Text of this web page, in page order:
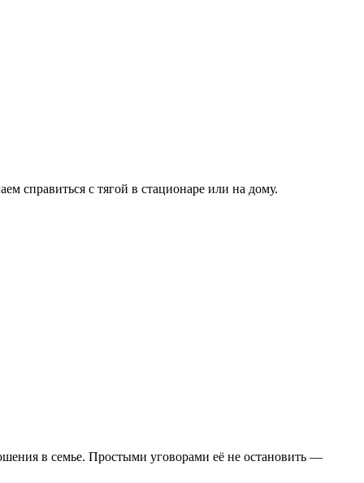
справиться с тягой в стационаре или на дому.
в семье. Простыми уговорами её не остановить —